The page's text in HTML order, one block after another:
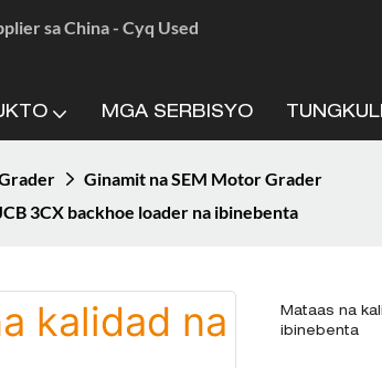
sa China - Cyq Used
MGA SERBISYO
Ginamit na SEM Motor Grader
3CX backhoe loader na ibinebenta
Mataas na
ibinebenta